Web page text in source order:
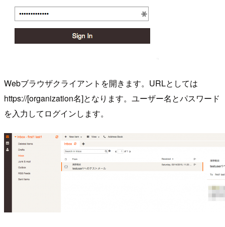
Webブラウザクライアントを開きます。URLとしては
https://[organization名]となります。ユーザー名とパスワード
を入力してログインします。